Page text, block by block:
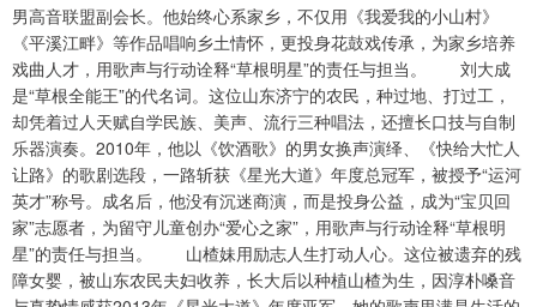
男高音联盟副会长。他始终心系家乡，不仅用《我爱我的小山村》
《平溪江畔》等作品唱响乡土情怀，更投身花鼓戏传承，为家乡培养
戏曲人才，用歌声与行动诠释“草根明星”的责任与担当。 刘大成
是“草根全能王”的代名词。这位山东济宁的农民，种过地、打过工，
却凭着过人天赋自学民族、美声、流行三种唱法，还擅长口技与自制
乐器演奏。2010年，他以《饮酒歌》的男女换声演绎、《快给大忙人
让路》的歌剧选段，一路斩获《星光大道》年度总冠军，被授予“运河
英才”称号。成名后，他没有沉迷商演，而是投身公益，成为“宝贝回
家”志愿者，为留守儿童创办“爱心之家”，用歌声与行动诠释“草根明
星”的责任与担当。 山楂妹用励志人生打动人心。这位被遗弃的残
障女婴，被山东农民夫妇收养，长大后以种植山楂为生，因淳朴嗓音